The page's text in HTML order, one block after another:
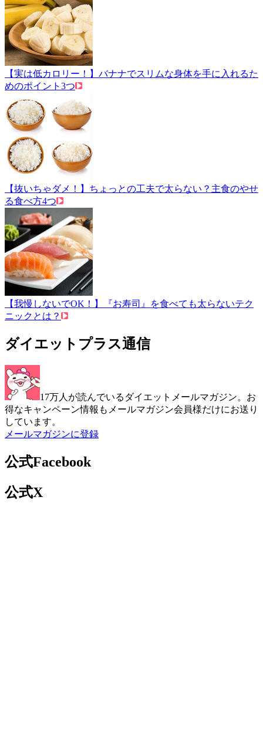
【実は低カロリー！】バナナでスリムな身体を手に入れるた
めのポイント3つ
【抜いちゃダメ！】ちょっとの工夫で太らない？主食のやせ
る食べ方4つ
【我慢しないでOK！】『お寿司』を食べても太らないテク
ニックとは？
ダイエットプラス通信
17万人が読んでいるダイエットメールマガジン。お
得なキャンペーン情報もメールマガジン会員様だけにお送り
しています。
メールマガジンに登録
公式Facebook
公式X